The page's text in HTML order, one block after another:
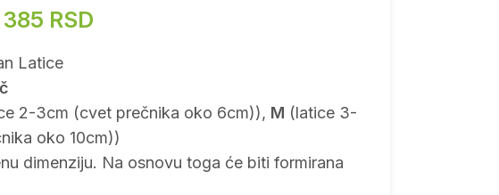
385 RSD
Latice
2-3cm (cvet prečnika oko 6cm)), M (latice 3-
oko 10cm))
dimenziju. Na osnovu toga će biti formirana